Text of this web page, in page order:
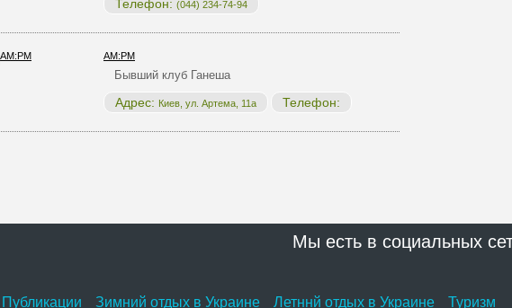
Телефон: (044) 234-74-94
AM:PM
Бывший клуб Ганеша
Адрес: Киев, ул. Артема, 11а Телефон:
Мы есть в социальных
Публикации Зимний отдых в Украине Летннй отдых в Украине Туризм